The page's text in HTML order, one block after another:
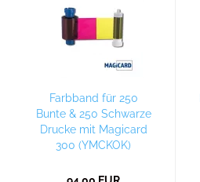
Farbband für 250
Bunte & 250 Schwarze
Drucke mit Magicard
300 (YMCKOK)